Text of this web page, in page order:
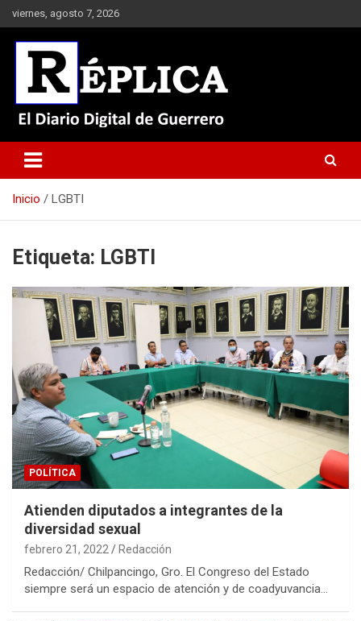
Saltar
al
contenido
viernes, agosto 7, 2026
Réplica
Inicio LGBTI
Etiqueta: LGBTI
POLÍTICA
Atienden diputados a integrantes de la
diversidad sexual
febrero 21, 2022 Redacción
Redacción/ Chilpancingo, Gro. El Congreso del Estado
siempre será un espacio de atención y de coadyuvancia…